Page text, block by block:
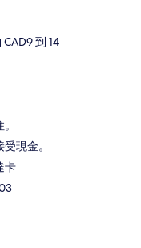
到 14
現金。
卡